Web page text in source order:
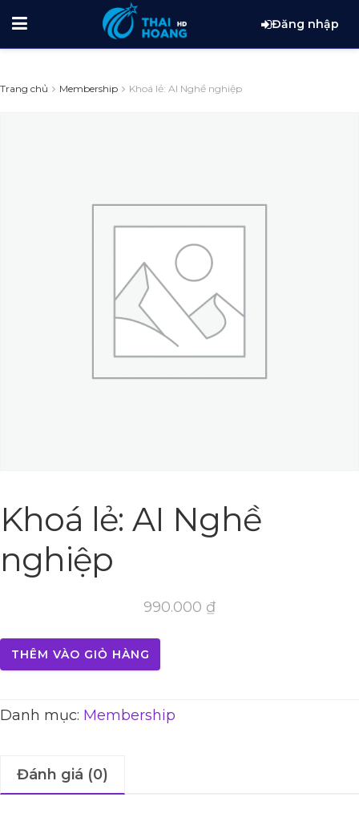
Đăng nhập
Trang chủ Membership Khoá lẻ: AI Nghề nghiệp
Khoá lẻ: AI Nghề
nghiệp
990.000 ₫
THÊM VÀO GIỎ HÀNG
Danh mục: Membership
Đánh giá (0)